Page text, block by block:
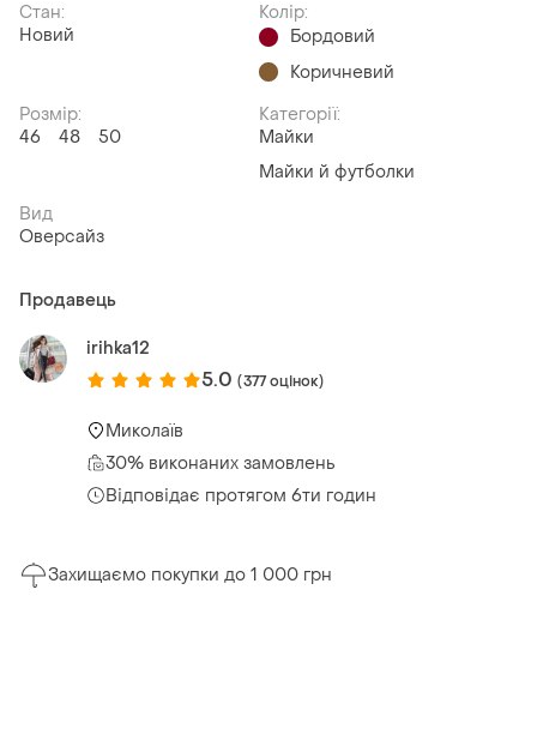
Стан:
Новий
Колір:
Бордовий
Коричневий
Розмір:
46
48 50
Категорії:
Майки
Майки й футболки
Вид
Оверсайз
Продавець
irihka12
5.0 (377 оцінок)
Миколаїв
30% виконаних замовлень
Відповідає протягом 6ти годин
Захищаємо покупки до 1 000 грн